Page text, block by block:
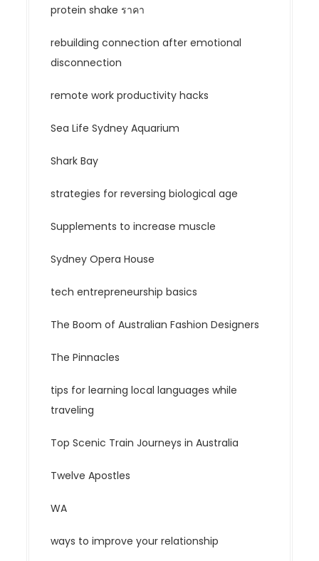
protein shake ราคา
rebuilding connection after emotional
disconnection
remote work productivity hacks
Sea Life Sydney Aquarium
Shark Bay
strategies for reversing biological age
Supplements to increase muscle
Sydney Opera House
tech entrepreneurship basics
The Boom of Australian Fashion Designers
The Pinnacles
tips for learning local languages while
traveling
Top Scenic Train Journeys in Australia
Twelve Apostles
WA
ways to improve your relationship